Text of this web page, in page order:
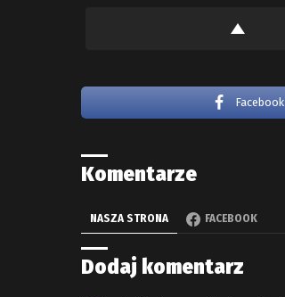
Facebook
Komentarze
NASZA STRONA FACEBOOK
Dodaj komentarz